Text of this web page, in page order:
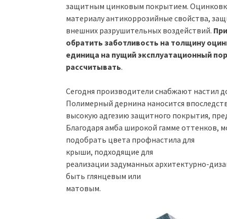
защитным цинковым покрытием.
материалу антикоррозийные свойства,
внешних разрушительных воздействий.
обратить заботливость на толщину
единица на пущий эксплуатационный
рассчитывать.
Сегодня производители снабжают
Полимерный дернина наносится
высокую адгезию защитного покрытия,
Благодаря амба широкой гамме оттенков,
подобрать цвета профнастила для
крыши, подходящие для
реализации задуманных архитектурно-
быть глянцевым или
матовым.